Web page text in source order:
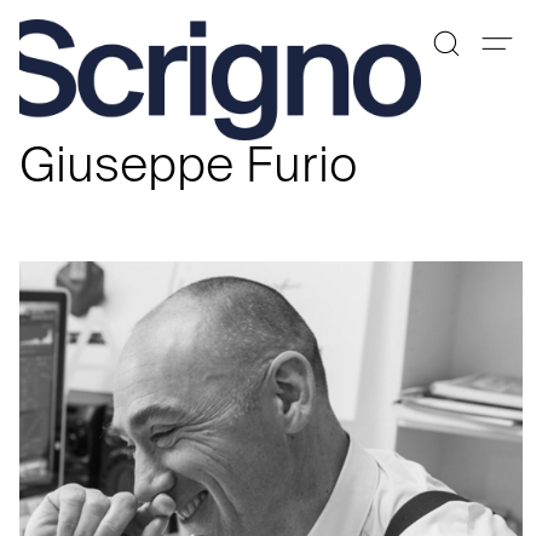
Saltar
contenido
Giuseppe Furio